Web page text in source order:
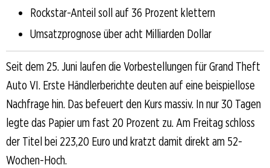
Rockstar-Anteil soll auf 36 Prozent klettern
Umsatzprognose über acht Milliarden Dollar
Seit dem 25. Juni laufen die Vorbestellungen für Grand Theft
Auto VI. Erste Händlerberichte deuten auf eine beispiellose
Nachfrage hin. Das befeuert den Kurs massiv. In nur 30 Tagen
legte das Papier um fast 20 Prozent zu. Am Freitag schloss
der Titel bei 223,20 Euro und kratzt damit direkt am 52-
Wochen-Hoch.